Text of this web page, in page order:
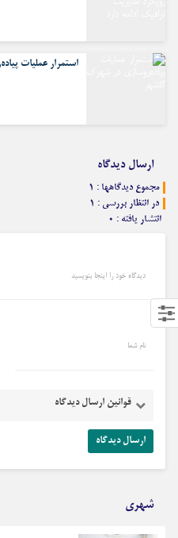
استمرار عملیات
ارسال دیدگاه
مجموع دیدگاهها : ۱
در انتظار بررسی : ۱
انتشار یافته : ۰
دیدگاه خود را اینجا بنویسید
نام شما
قوانین ارسال دیدگاه
شهری